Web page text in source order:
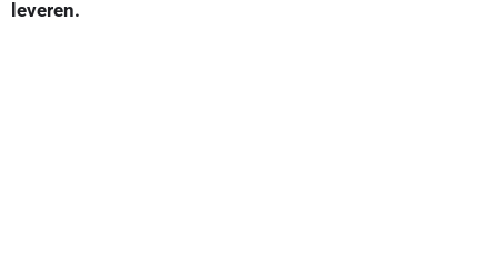
leveren.